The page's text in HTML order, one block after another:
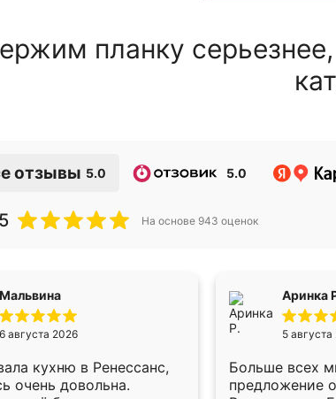
планку
отзывы 5.0 5.0
На основе 943 оценок
Мальвина
6 августа 2026
кухню в Ренессанс,
очень довольна.
Аринка
5
Больше всех
предложение